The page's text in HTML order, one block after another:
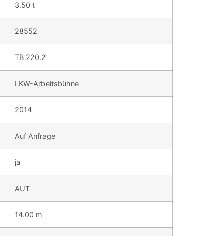
3.50 t
28552
TB 220.2
LKW-Arbeitsbühne
2014
Auf Anfrage
ja
AUT
14.00 m